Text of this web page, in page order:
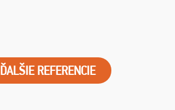
ĎALŠIE REFERENCIE